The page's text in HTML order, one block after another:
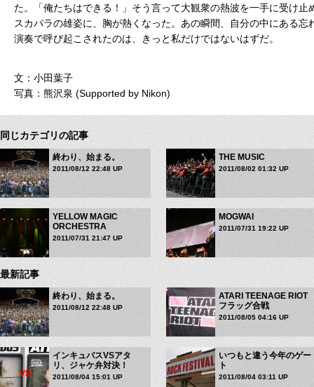
た。「俺たちはできる！」そう言って大観衆の熱波を一手に受け
スカパラの雄姿に、胸が熱くなった。あの瞬間、自分の中にある
演奏で呼び起こされたのは、きっと私だけではないはずだ。
文：小田葉子
写真：熊沢泉 (Supported by Nikon)
同じカテゴリの記事
終わり、始まる。
2011/08/12 22:48 UP
THE MUSIC
2011/08/02 01:32 UP
YELLOW MAGIC
ORCHESTRA
2011/07/31 21:47 UP
MOGWAI
2011/07/31 19:22 UP
最新記事
終わり、始まる。
2011/08/12 22:48 UP
ATARI TEENAGE RIOT
フラッグ合戦
2011/08/05 04:16 UP
インキュバスVSアタ
リ、ジャケ弁対決！
2011/08/04 15:01 UP
いつもと違う今年のゲー
ト
2011/08/04 03:11 UP